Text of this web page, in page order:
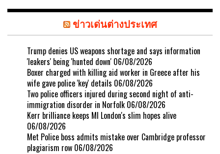
ข่าวเด่นต่างประเทศ
Trump denies US weapons shortage and says information
'leakers' being 'hunted down' 06/08/2026
Boxer charged with killing aid worker in Greece after his
wife gave police 'key' details 06/08/2026
Two police officers injured during second night of anti-
immigration disorder in Norfolk 06/08/2026
Kerr brilliance keeps MI London's slim hopes alive
06/08/2026
Met Police boss admits mistake over Cambridge professor
plagiarism row 06/08/2026